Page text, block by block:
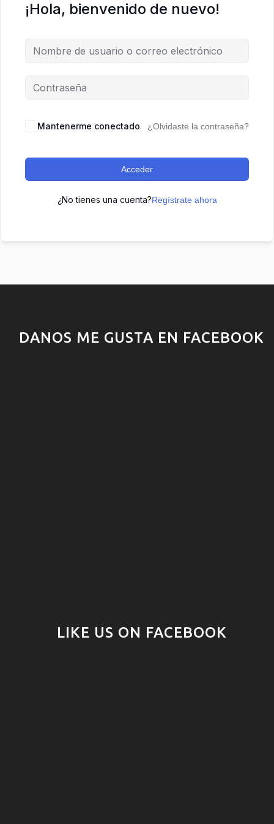
¡Hola, bienvenido de nuevo!
Mantenerme conectado ¿Olvidaste la contraseña?
Acceder
¿No tienes una cuenta?Regístrate ahora
DANOS ME GUSTA EN FACEBOOK
LIKE US ON FACEBOOK